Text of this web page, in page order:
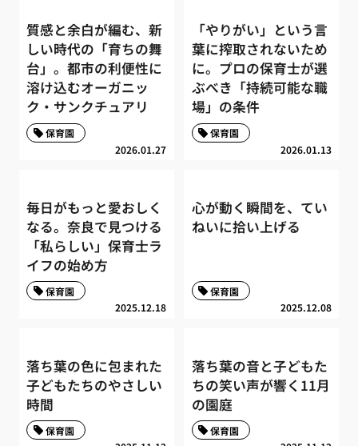
質感と余白が編む、新
しい時代の「育ちの舞
台」。都市の利便性に
溶け込むオーガニッ
ク・サンクチュアリ
2026.01.27
保育園
「やりがい」という言
葉に搾取されないため
に。プロの保育士が選
ぶべき「持続可能な職
場」の条件
2026.01.13
保育園
毎日がもっと愛おしく
なる。奈良で見つける
「私らしい」保育士ラ
イフの始め方
2025.12.18
保育園
心が動く瞬間を、てい
ねいに拾い上げる
2025.12.08
保育園
落ち葉の色に包まれた
子どもたちのやさしい
時間
保育園
落ち葉の音と子どもた
ちの笑い声が響く11月
の園庭
保育園